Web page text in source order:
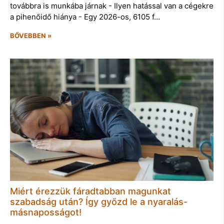
továbbra is munkába járnak - Ilyen hatással van a cégekre
a pihenőidő hiánya - Egy 2026-os, 6105 f…
BŐVEBBEN »
Miért érezzük fáradtabban magunkat
szabadság után? Így győzd le a nyaralás-
másnaposságot!